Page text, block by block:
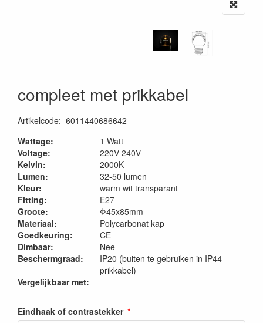
compleet met prikkabel
Artikelcode: 6011440686642
Wattage:
1 Watt
Voltage:
220V-240V
Kelvin:
Lumen:
2000K
32-50 lumen
Kleur:
warm wit transparant
Fitting:
E27
Groote:
Φ45x85mm
Materiaal:
Polycarbonat kap
Goedkeuring:
CE
Dimbaar:
Nee
Beschermgraad:
IP20 (buiten te gebruiken in IP44
prikkabel)
Vergelijkbaar met:
Eindhaak of contrastekker